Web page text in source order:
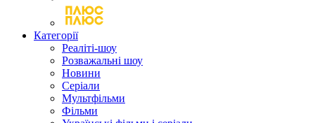
Категорії
Реаліті-шоу
Розважальні шоу
Новини
Серіали
Мультфільми
Фільми